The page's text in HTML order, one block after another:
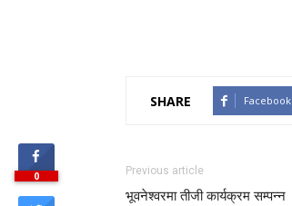
SHARE Facebook
Previous article
भूवनेश्वरमा तीजी कार्यक्रम सम्पन्न
0